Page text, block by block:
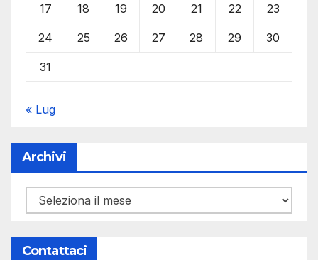
17 18 19 20 21 22 23
24 25 26 27 28 29 30
31
« Lug
Archivi
Archivi
Contattaci